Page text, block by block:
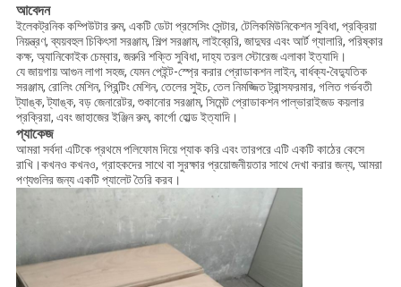
আবেদন
ইলেকট্রনিক কম্পিউটার রুম, একটি ডেটা প্রসেসিং সেন্টার, টেলিকমিউনিকেশন সুবিধা, প্রক্রিয়া
নিয়ন্ত্রণ, ব্যয়বহুল চিকিৎসা সরঞ্জাম, শিল্প সরঞ্জাম, লাইব্রেরি, জাদুঘর এবং আর্ট গ্যালারি, পরিষ্কার
কক্ষ, অ্যানিকোইক চেম্বার, জরুরি শক্তি সুবিধা, দাহ্য তরল স্টোরেজ এলাকা ইত্যাদি।
যে জায়গায় আগুন লাগা সহজ, যেমন পেইন্ট-স্প্রে করার প্রোডাকশন লাইন, বার্ধক্য-বৈদ্যুতিক
সরঞ্জাম, রোলিং মেশিন, প্রিন্টিং মেশিন, তেলের সুইচ, তেল নিমজ্জিত ট্রান্সফরমার, গলিত গর্ভবতী
ট্যাঙ্ক, ট্যাঙ্ক, বড় জেনারেটর, শুকানোর সরঞ্জাম, সিমেন্ট প্রোডাকশন পাল্ভারাইজড কয়লার
প্রক্রিয়া, এবং জাহাজের ইঞ্জিন রুম, কার্গো হোল্ড ইত্যাদি।
প্যাকেজ
আমরা সর্বদা এটিকে প্রথমে পলিফোম দিয়ে প্যাক করি এবং তারপরে এটি একটি কাঠের কেসে
রাখি।কখনও কখনও, গ্রাহকদের সাথে বা সুরক্ষার প্রয়োজনীয়তার সাথে দেখা করার জন্য, আমরা
পণ্যগুলির জন্য একটি প্যালেট তৈরি করব।